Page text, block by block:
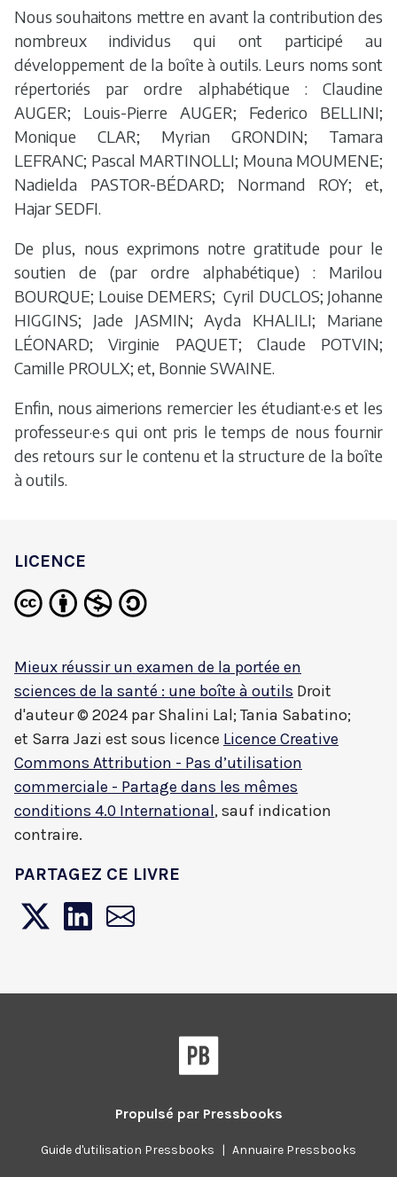
Nous souhaitons mettre en avant la contribution des
nombreux individus qui ont participé au
développement de la boîte à outils. Leurs noms sont
répertoriés par ordre alphabétique : Claudine
AUGER; Louis-Pierre AUGER; Federico BELLINI;
Monique CLAR; Myrian GRONDIN; Tamara
LEFRANC; Pascal MARTINOLLI; Mouna MOUMENE;
Nadielda PASTOR-BÉDARD; Normand ROY; et,
Hajar SEDFI.
De plus, nous exprimons notre gratitude pour le
soutien de (par ordre alphabétique) : Marilou
BOURQUE; Louise DEMERS; Cyril DUCLOS; Johanne
HIGGINS; Jade JASMIN; Ayda KHALILI; Mariane
LÉONARD; Virginie PAQUET; Claude POTVIN;
Camille PROULX; et, Bonnie SWAINE.
Enfin, nous aimerions remercier les étudiant·e·s et les
professeur·e·s qui ont pris le temps de nous fournir
des retours sur le contenu et la structure de la boîte
à outils.
LICENCE
Mieux réussir un examen de la portée en
sciences de la santé : une boîte à outils Droit
d'auteur © 2024 parShalini Lal; Tania Sabatino;
et Sarra Jazi est sous licence Licence Creative
Commons Attribution - Pas d’utilisation
commerciale - Partage dans les mêmes
conditions 4.0 International, sauf indication
contraire.
PARTAGEZ CE LIVRE
Propulsé par Pressbooks
Guide d'utilisation Pressbooks | Annuaire Pressbooks